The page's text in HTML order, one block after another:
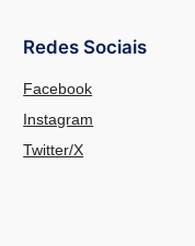
Redes Sociais
Facebook
Instagram
Twitter/X